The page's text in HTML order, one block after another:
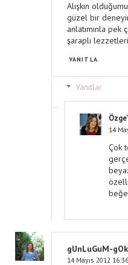
Alışkın
güzel bir
anlatımınla
şaraplı
YANITLA
Yanıtlar
14
Çok
gUnLuGuM-
14 Mayıs 2012 16:36